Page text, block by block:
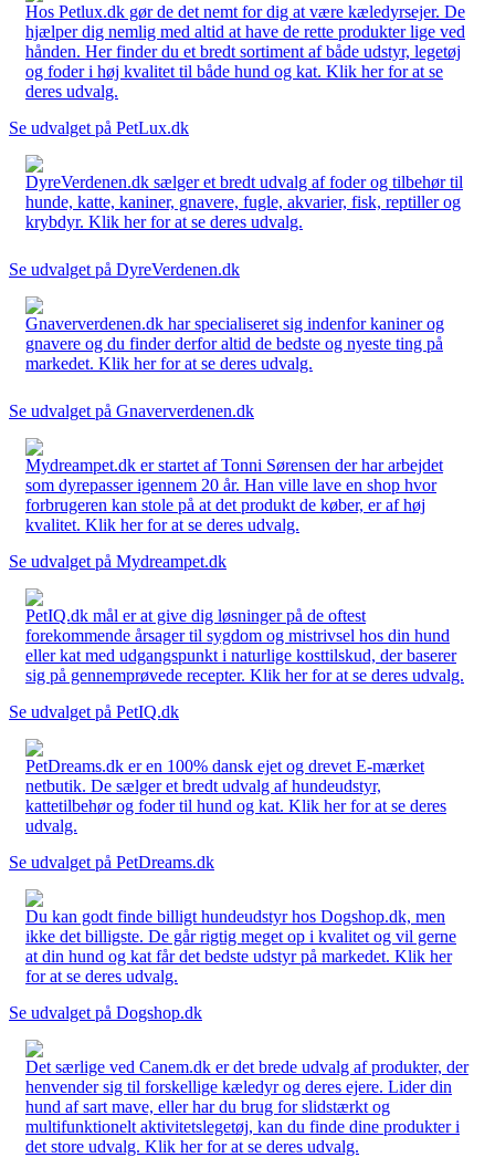
Hos Petlux.dk gør de det nemt for dig at være kæledyrsejer. De
hjælper dig nemlig med altid at have de rette produkter lige ved
hånden. Her finder du et bredt sortiment af både udstyr, legetøj
og foder i høj kvalitet til både hund og kat. Klik her for at se
deres udvalg.
Se udvalget på PetLux.dk
DyreVerdenen.dk sælger et bredt udvalg af foder og tilbehør til
hunde, katte, kaniner, gnavere, fugle, akvarier, fisk, reptiller og
krybdyr. Klik her for at se deres udvalg.
Se udvalget på DyreVerdenen.dk
Gnaververdenen.dk har specialiseret sig indenfor kaniner og
gnavere og du finder derfor altid de bedste og nyeste ting på
markedet. Klik her for at se deres udvalg.
Se udvalget på Gnaververdenen.dk
Mydreampet.dk er startet af Tonni Sørensen der har arbejdet
som dyrepasser igennem 20 år. Han ville lave en shop hvor
forbrugeren kan stole på at det produkt de køber, er af høj
kvalitet. Klik her for at se deres udvalg.
Se udvalget på Mydreampet.dk
PetIQ.dk mål er at give dig løsninger på de oftest
forekommende årsager til sygdom og mistrivsel hos din hund
eller kat med udgangspunkt i naturlige kosttilskud, der baserer
sig på gennemprøvede recepter. Klik her for at se deres udvalg.
Se udvalget på PetIQ.dk
PetDreams.dk er en 100% dansk ejet og drevet E-mærket
netbutik. De sælger et bredt udvalg af hundeudstyr,
kattetilbehør og foder til hund og kat. Klik her for at se deres
udvalg.
Se udvalget på PetDreams.dk
Du kan godt finde billigt hundeudstyr hos Dogshop.dk, men
ikke det billigste. De går rigtig meget op i kvalitet og vil gerne
at din hund og kat får det bedste udstyr på markedet. Klik her
for at se deres udvalg.
Se udvalget på Dogshop.dk
Det særlige ved Canem.dk er det brede udvalg af produkter, der
henvender sig til forskellige kæledyr og deres ejere. Lider din
hund af sart mave, eller har du brug for slidstærkt og
multifunktionelt aktivitetslegetøj, kan du finde dine produkter i
det store udvalg. Klik her for at se deres udvalg.